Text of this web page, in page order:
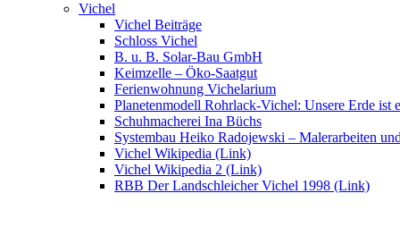
Vichel
Vichel Beiträge
Schloss Vichel
B. u. B. Solar-Bau GmbH
Keimzelle – Öko-Saatgut
Ferienwohnung Vichelarium
Planetenmodell Rohrlack-Vichel: Unsere Erde ist
Schuhmacherei Ina Büchs
Systembau Heiko Radojewski – Malerarbeiten
Vichel Wikipedia (Link)
Vichel Wikipedia 2 (Link)
RBB Der Landschleicher Vichel 1998 (Link)